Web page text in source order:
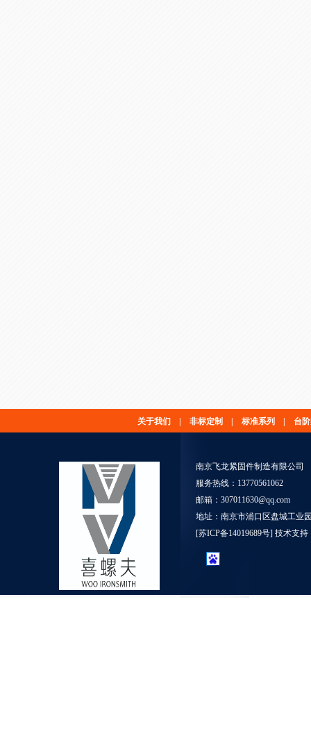
关于我们 非标定制 标准系列 台
南京飞龙紧固件制造有限公司
服务热线：13770561062
邮箱：307011630@qq.com
地址：南京市浦口区盘城工业
[苏ICP备14019689号] 技术支持